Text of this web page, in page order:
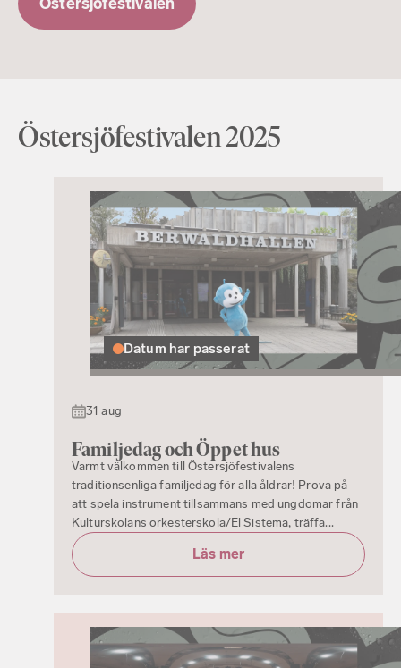
Östersjöfestivalen 2025
Datum har passerat
31 aug
Familjedag och Öppet hus
Varmt välkommen till Östersjöfestivalens
traditionsenliga familjedag för alla åldrar! Prova på
att spela instrument tillsammans med ungdomar från
Kulturskolans orkesterskola/El Sistema, träffa...
Läs mer